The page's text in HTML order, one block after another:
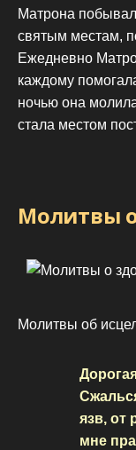
Матрона
святым местам,
Ежедневно
каждому
ночью она
стала местом
Молитвы
Молитвы об
язв, от
мне